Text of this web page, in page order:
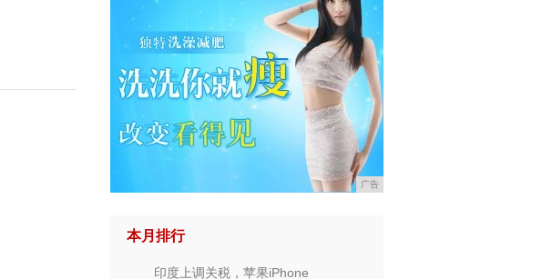
广告
本月排行
印度上调关税，苹果iPhone